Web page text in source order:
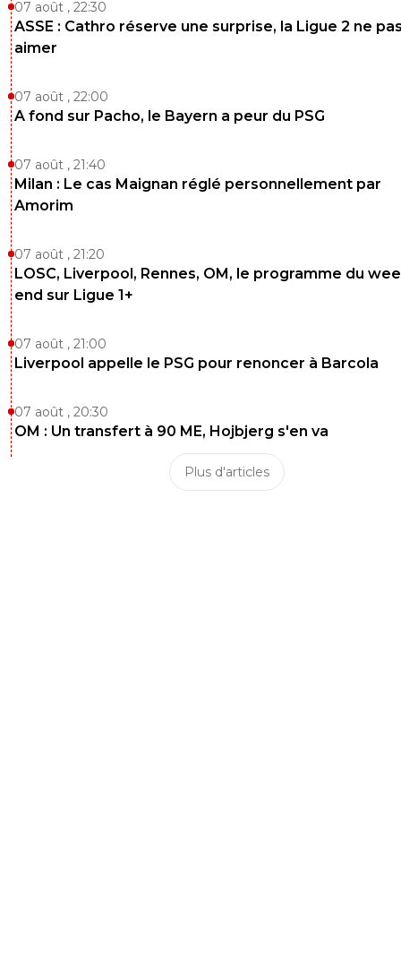
07 août , 22:30
ASSE : Cathro réserve une surprise, la Ligue 2 ne
aimer
07 août , 22:00
A fond sur Pacho, le Bayern a peur du PSG
07 août , 21:40
Milan : Le cas Maignan réglé personnellement par
Amorim
07 août , 21:20
LOSC, Liverpool, Rennes, OM, le programme du
end sur Ligue 1+
07 août , 21:00
Liverpool appelle le PSG pour renoncer à Barcola
07 août , 20:30
OM : Un transfert à 90 ME, Hojbjerg s'en va
Plus d'articles